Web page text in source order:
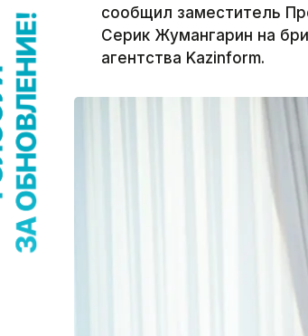
сообщил заместитель
Серик Жумангарин на
агентства Kazinform.